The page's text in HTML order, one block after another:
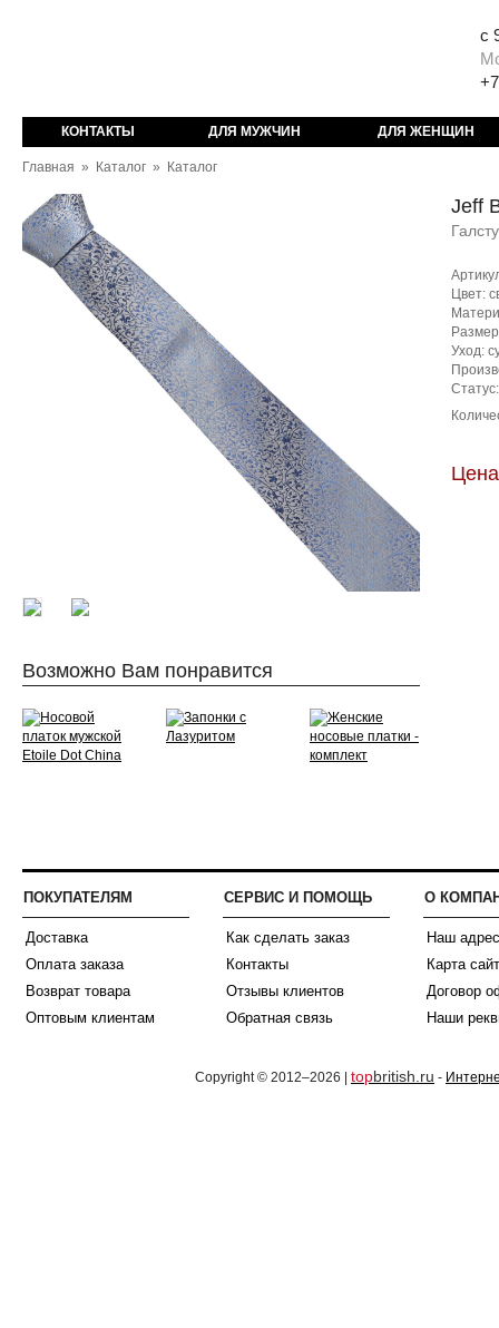
с
КОНТАКТЫ ДЛЯ МУЖЧИН ДЛЯ ЖЕНЩИН
Главная » Каталог » Каталог
Jeff
Цвет:
Уход:
Возможно Вам понравится
ПОКУПАТЕЛЯМ
Доставка
Оплата заказа
Возврат товара
Оптовым клиентам
СЕРВИС И ПОМОЩЬ
Как сделать заказ
Контакты
Отзывы клиентов
Обратная связь
О
Наш адрес
Карта
Договор
Наши
Copyright © 2012–2026 | topbritish.ru -